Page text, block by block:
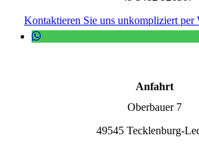
Kontaktieren Sie uns unkompliziert per
Anfahrt
Oberbauer 7
49545 Tecklenburg-